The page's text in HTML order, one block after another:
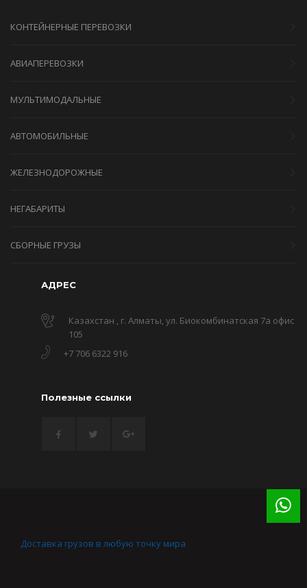
КОНТЕЙНЕРНЫЕ ПЕРЕВОЗКИ
АВИАПЕРЕВОЗКИ
МУЛЬТИМОДАЛЬНЫЕ
АВТОМОБИЛЬНЫЕ
ЖЕЛЕЗНОДОРОЖНЫЕ
НЕГАБАРИТЫ
СБОРНЫЕ ГРУЗЫ
АДРЕС
Казахстан , г. Алматы, ул. Биокомбинатская 7а офис
105
+7 706 6322 916
Полезные ссылки
Доставка грузов в любую точку мира